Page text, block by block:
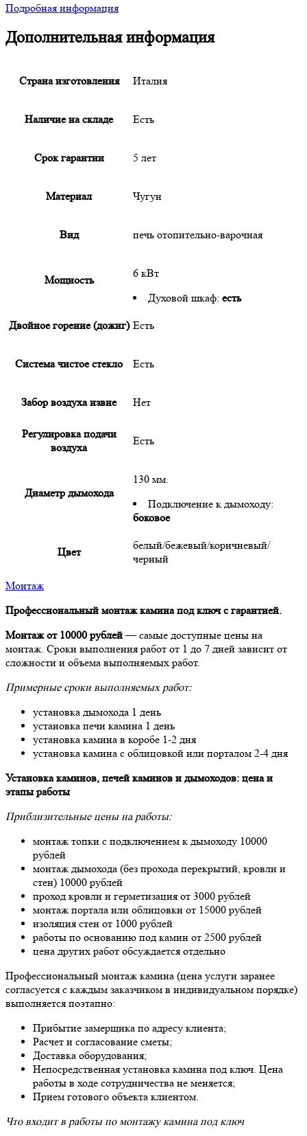
Подробная информация
Дополнительная информация
Страна изготовления Италия
Наличие на складе Есть
Срок гарантии 5 лет
Материал Чугун
Вид печь отопительно-варочная
Мощность
6 кВт
Духовой шкаф: есть
Двойное горение (дожиг) Есть
Система чистое стекло Есть
Забор воздуха извне Нет
Регулировка подачи
воздуха
Есть
Диаметр дымохода
130 мм.
Подключение к дымоходу:
боковое
Цвет
белый/бежевый/коричневый/
черный
Монтаж
Профессиональный монтаж камина под ключ с гарантией.
Монтаж от 10000 рублей— самые доступные цены на
монтаж. Сроки выполнения работ от 1 до 7 дней зависит от
сложности и объема выполняемых работ.
Примерные сроки выполняемых работ:
установка дымохода 1 день
установка печи камина 1 день
установка камина в коробе 1-2 дня
установка камина с облицовкой или порталом 2-4 дня
Установка каминов, печей каминов и дымоходов: цена и
этапы работы
Приблизительные цены на работы:
монтаж топки с подключением к дымоходу 10000
рублей
монтаж дымохода (без прохода перекрытий, кровли и
стен) 10000 рублей
проход кровли и герметизация от 3000 рублей
монтаж портала или облицовки от 15000 рублей
изоляция стен от 1000 рублей
работы по основанию под камин от 2500 рублей
цена других работ обсуждается отдельно
Профессиональный монтаж камина (цена услуги заранее
согласуется с каждым заказчиком в индивидуальном порядке)
выполняется поэтапно:
Прибытие замерщика по адресу клиента;
Расчет и согласование сметы;
Доставка оборудования;
Непосредственная установка камина под ключ. Цена
работы в ходе сотрудничества не меняется;
Прием готового объекта клиентом.
Что входит в работы по монтажу камина под ключ